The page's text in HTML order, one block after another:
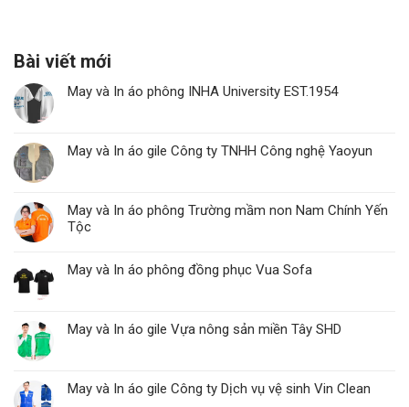
Bài viết mới
May và In áo phông INHA University EST.1954
May và In áo gile Công ty TNHH Công nghệ Yaoyun
May và In áo phông Trường mầm non Nam Chính Yến
Tộc
May và In áo phông đồng phục Vua Sofa
May và In áo gile Vựa nông sản miền Tây SHD
May và In áo gile Công ty Dịch vụ vệ sinh Vin Clean